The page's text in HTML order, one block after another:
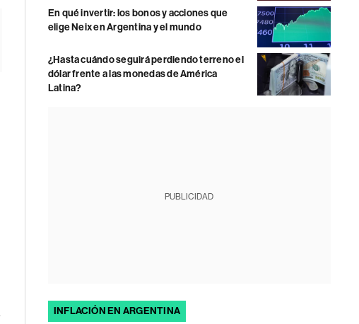
En qué invertir: los bonos y acciones que
elige Neix en Argentina y el mundo
¿Hasta cuándo seguirá perdiendo terreno el
dólar frente a las monedas de América
Latina?
PUBLICIDAD
INFLACIÓN EN ARGENTINA